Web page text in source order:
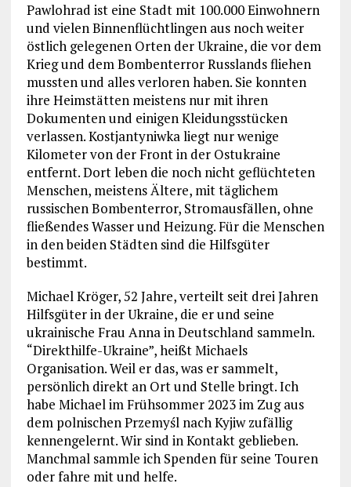
Pawlohrad ist eine Stadt mit 100.000 Einwohnern
und vielen Binnenflüchtlingen aus noch weiter
östlich gelegenen Orten der Ukraine, die vor dem
Krieg und dem Bombenterror Russlands fliehen
mussten und alles verloren haben. Sie konnten
ihre Heimstätten meistens nur mit ihren
Dokumenten und einigen Kleidungsstücken
verlassen. Kostjantyniwka liegt nur wenige
Kilometer von der Front in der Ostukraine
entfernt. Dort leben die noch nicht geflüchteten
Menschen, meistens Ältere, mit täglichem
russischen Bombenterror, Stromausfällen, ohne
fließendes Wasser und Heizung. Für die Menschen
in den beiden Städten sind die Hilfsgüter
bestimmt.
Michael Kröger, 52 Jahre, verteilt seit drei Jahren
Hilfsgüter in der Ukraine, die er und seine
ukrainische Frau Anna in Deutschland sammeln.
“Direkthilfe-Ukraine”, heißt Michaels
Organisation. Weil er das, was er sammelt,
persönlich direkt an Ort und Stelle bringt. Ich
habe Michael im Frühsommer 2023 im Zug aus
dem polnischen Przemyśl nach Kyjiw zufällig
kennengelernt. Wir sind in Kontakt geblieben.
Manchmal sammle ich Spenden für seine Touren
oder fahre mit und helfe.